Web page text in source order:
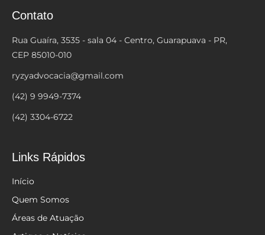
Contato
Rua Guaíra, 3535 - sala 04 - Centro, Guarapuava - PR,
CEP 85010-010
ryzyadvocacia@gmail.com
(42) 9 9949-7374
(42) 3304-6722
Links Rápidos
Início
Quem Somos
Áreas de Atuação